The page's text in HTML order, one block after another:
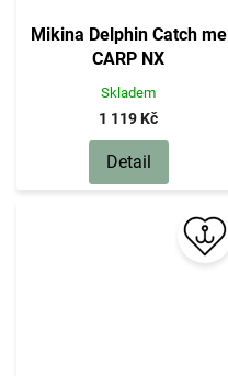
Mikina Delphin Catch me
CARP NX
Skladem
1 119 Kč
Detail